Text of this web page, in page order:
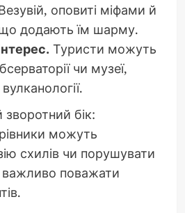
оповиті міфами й
що додають їм шарму.
Туристи можуть
чи музеї,
бік:
можуть
схилів чи порушувати
поважати